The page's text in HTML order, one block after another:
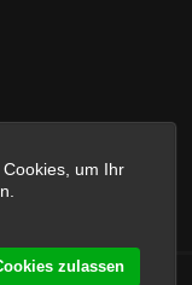
um Ihr
zulassen